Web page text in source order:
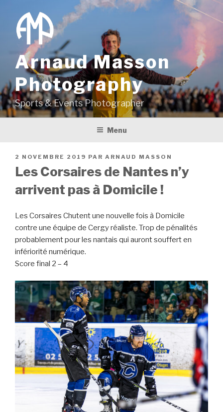
contenu
principal
Arnaud Masson
Photography
Sports & Events Photographer
Menu
PUBLIÉ
LE
2 NOVEMBRE 2019 PAR ARNAUD MASSON
Les Corsaires de Nantes n’y
arrivent pas à Domicile !
Les Corsaires Chutent une nouvelle fois à Domicile
contre une équipe de Cergy réaliste. Trop de pénalités
probablement pour les nantais qui auront souffert en
infériorité numérique.
Score final 2 – 4